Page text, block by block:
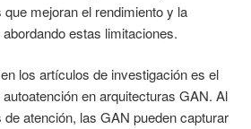
mejoran el rendimiento y la
estas limitaciones.
los artículos de investigación es el
en arquitecturas GAN. Al
atención, las GAN pueden capturar